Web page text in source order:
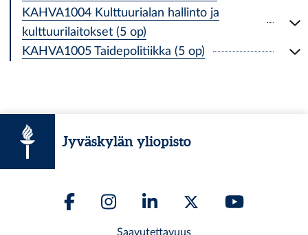
KAHVA1004 Kulttuurialan hallinto ja
kulttuurilaitokset (5 op)
KAHVA1005 Taidepolitiikka (5 op)
Jyväskylän yliopisto
Saavutettavuus